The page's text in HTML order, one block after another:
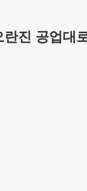
진 공업대